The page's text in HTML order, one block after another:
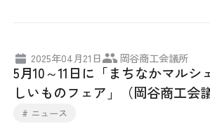
その他サービス
委員会・専門委員会
青年部・女性会
2025年04月21日 岡谷商工会議所
5月10～11日に「まちなかマル
しいものフェア」（岡谷商工会
# ニュース